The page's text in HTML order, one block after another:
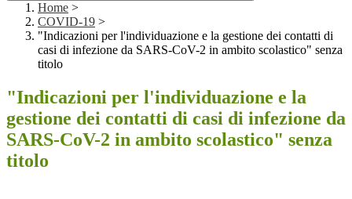
Home >
COVID-19 >
"Indicazioni per l'individuazione e la gestione dei contatti di
casi di infezione da SARS-CoV-2 in ambito scolastico" senza
titolo
"Indicazioni per l'individuazione e la
gestione dei contatti di casi di infezione da
SARS-CoV-2 in ambito scolastico" senza
titolo